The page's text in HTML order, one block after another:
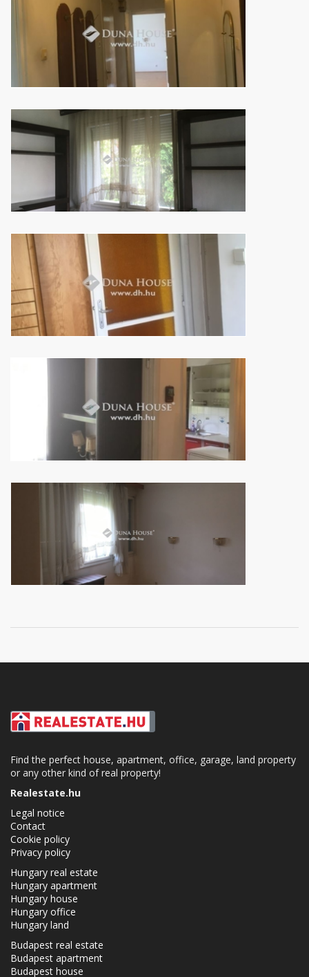
Find the perfect house, apartment, office, garage, land property
or any other kind of real property!
Realestate.hu
Legal notice
Contact
Cookie policy
Privacy policy
Hungary real estate
Hungary apartment
Hungary house
Hungary office
Hungary land
Budapest real estate
Budapest apartment
Budapest house